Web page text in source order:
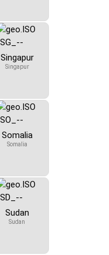
Singapur
Singapur
Somalia
Somalia
Sudan
Sudan